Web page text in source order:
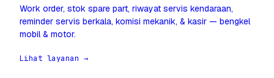
Work order, stok spare part, riwayat servis kendaraan,
reminder servis berkala, komisi mekanik, & kasir — bengkel
mobil & motor.
Lihat layanan →